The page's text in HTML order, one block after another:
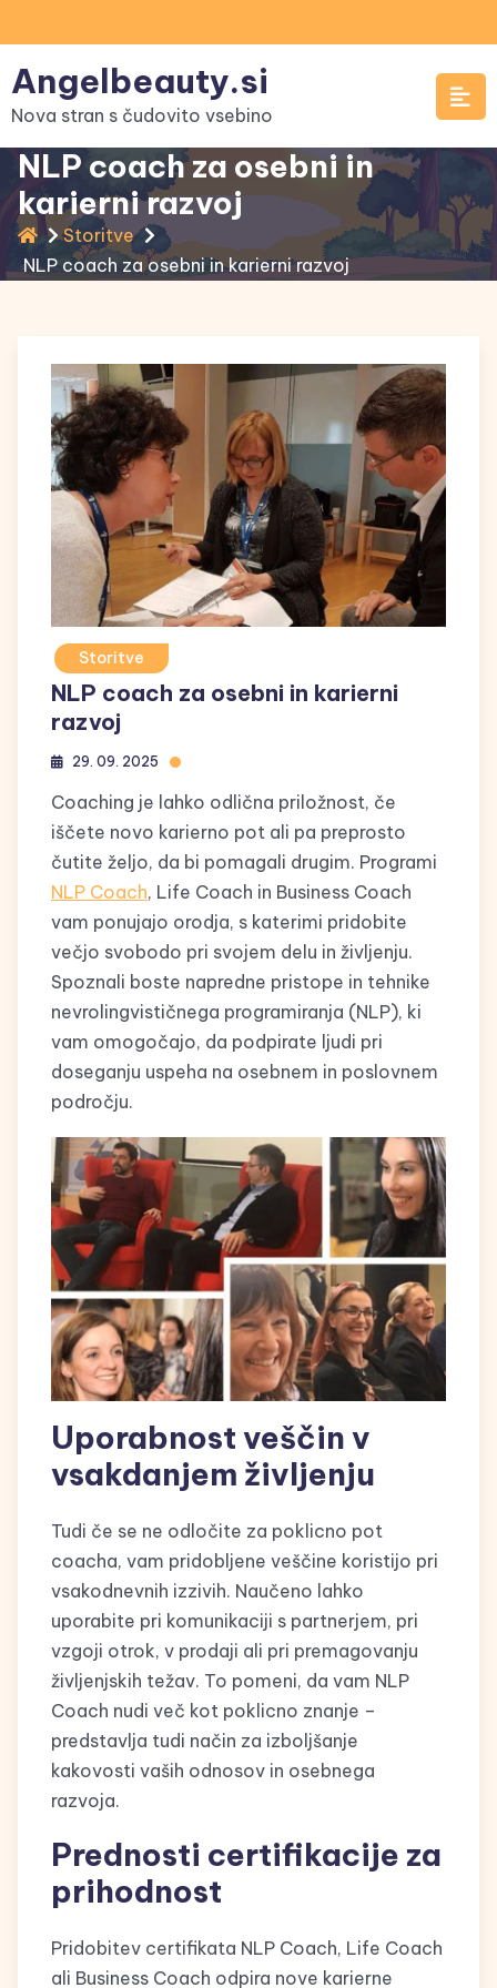
to
content
Angelbeauty.si
Nova stran s čudovito vsebino
NLP coach za osebni in
karierni razvoj
Storitve
NLP coach za osebni in karierni razvoj
Storitve
NLP coach za osebni in karierni
razvoj
29. 09. 2025
Coaching je lahko odlična priložnost, če
iščete novo karierno pot ali pa preprosto
čutite željo, da bi pomagali drugim. Programi
NLP Coach, Life Coach in Business Coach
vam ponujajo orodja, s katerimi pridobite
večjo svobodo pri svojem delu in življenju.
Spoznali boste napredne pristope in tehnike
nevrolingvističnega programiranja (NLP), ki
vam omogočajo, da podpirate ljudi pri
doseganju uspeha na osebnem in poslovnem
področju.
Uporabnost veščin v
vsakdanjem življenju
Tudi če se ne odločite za poklicno pot
coacha, vam pridobljene veščine koristijo pri
vsakodnevnih izzivih. Naučeno lahko
uporabite pri komunikaciji s partnerjem, pri
vzgoji otrok, v prodaji ali pri premagovanju
življenjskih težav. To pomeni, da vam NLP
Coach nudi več kot poklicno znanje –
predstavlja tudi način za izboljšanje
kakovosti vaših odnosov in osebnega
razvoja.
Prednosti certifikacije za
prihodnost
Pridobitev certifikata NLP Coach, Life Coach
ali Business Coach odpira nove karierne